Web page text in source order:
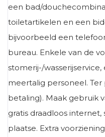
een bad/
toiletartikelen en een
bijvoorbeeld een
bureau. Enkele van de
stomerij-/
meertalig personeel.
betaling). Maak gebruik
gratis draadloos
plaatse. Extra